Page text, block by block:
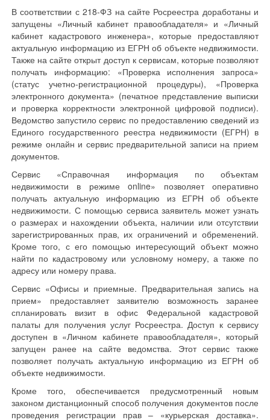
В соответствии с 218-ФЗ на сайте Росреестра доработаны и
запущены «Личный кабинет правообладателя» и «Личный
кабинет кадастрового инженера», которые предоставляют
актуальную информацию из ЕГРН об объекте недвижимости.
Также на сайте открыт доступ к сервисам, которые позволяют
получать информацию: «Проверка исполнения запроса»
(статус учетно-регистрационной процедуры), «Проверка
электронного документа» (печатное представление выписки
и проверка корректности электронной цифровой подписи).
Ведомство запустило сервис по предоставлению сведений из
Единого государственного реестра недвижимости (ЕГРН) в
режиме онлайн и сервис предварительной записи на прием
документов.
Сервис «Справочная информация по объектам
недвижимости в режиме online» позволяет оперативно
получать актуальную информацию из ЕГРН об объекте
недвижимости. С помощью сервиса заявитель может узнать
о размерах и нахождении объекта, наличии или отсутствии
зарегистрированных прав, их ограничений и обременений.
Кроме того, с его помощью интересующий объект можно
найти по кадастровому или условному номеру, а также по
адресу или номеру права.
Сервис «Офисы и приемные. Предварительная запись на
прием» предоставляет заявителю возможность заранее
спланировать визит в офис Федеральной кадастровой
палаты для получения услуг Росреестра. Доступ к сервису
доступен в «Личном кабинете правообладателя», который
запущен ранее на сайте ведомства. Этот сервис также
позволяет получать актуальную информацию из ЕГРН об
объекте недвижимости.
Кроме того, обеспечивается предусмотренный новым
законом дистанционный способ получения документов после
проведения регистрации прав – «курьерская доставка».